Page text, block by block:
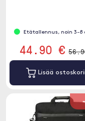
Etätallennus, noin 3-8
44.90 €
Lisää